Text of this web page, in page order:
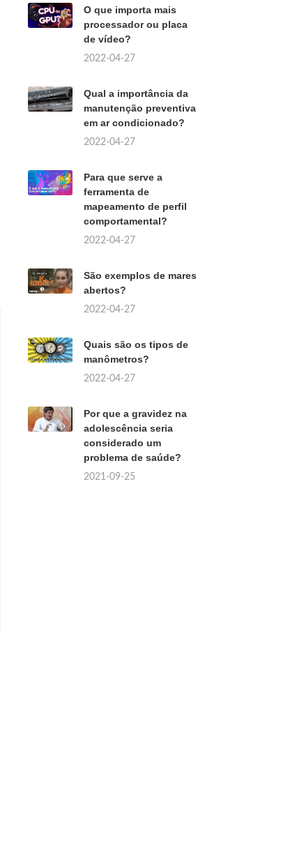
O que importa mais
processador ou placa
de vídeo?
2022-04-27
Qual a importância da
manutenção preventiva
em ar condicionado?
2022-04-27
Para que serve a
ferramenta de
mapeamento de perfil
comportamental?
2022-04-27
São exemplos de mares
abertos?
2022-04-27
Quais são os tipos de
manômetros?
2022-04-27
Por que a gravidez na
adolescência seria
considerado um
problema de saúde?
2021-09-25